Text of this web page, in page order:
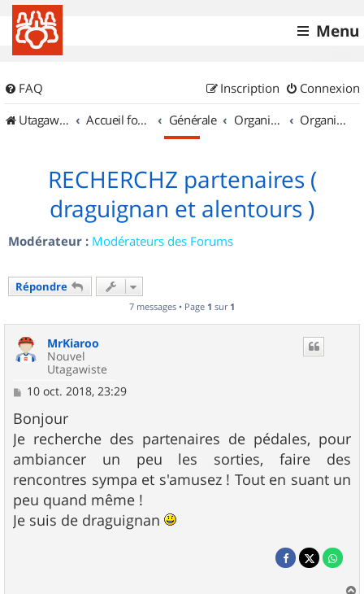
Menu
FAQ Connexion
Inscription
UtagawaVTT (Randos VTT et VTTAE avec traces GPS)
Accueil forum Générale Organisation de sorties & Recherche de partenaires Organisation de sorties en région Provence Alpes Côte d'Azur
RECHERCHZ partenaires (
draguignan et alentours )
Modérateur : Modérateurs des Forums
Répondre
7 messages • Page 1 sur 1
MrKiaroo
Nouvel
Utagawiste
M
s
s
a
g
e
10 oct. 2018, 23:29
Bonjour
Je recherche des partenaires de pédales, pour
ambiancer un peu les sorties, faire des
rencontres sympa et s'amusez ! Tout en suant un
peu quand même !
Je suis de draguignan